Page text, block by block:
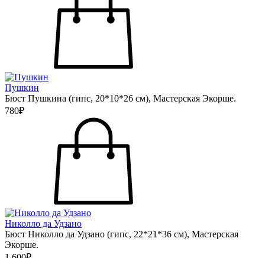
Пушкин
Бюст Пушкина (гипс, 20*10*26 см), Мастерская Экорше.
780₽
Николло да Удзано
Бюст Николло да Удзано (гипс, 22*21*36 см), Мастерская
Экорше.